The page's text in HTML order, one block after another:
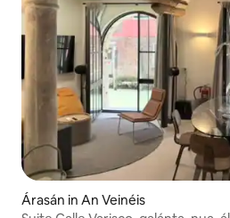
Árasán in An Veinéis